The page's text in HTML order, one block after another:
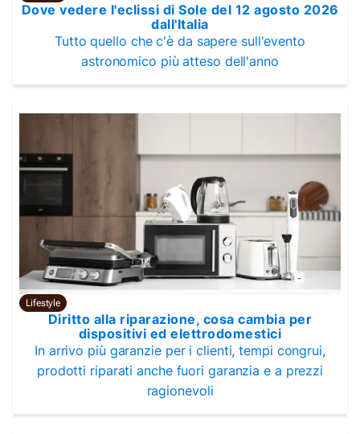
Dove vedere l'eclissi di Sole del 12 agosto 2026
dall'Italia
Tutto quello che c'è da sapere sull'evento
astronomico più atteso dell'anno
Lifestyle
Diritto alla riparazione, cosa cambia per
dispositivi ed elettrodomestici
In arrivo più garanzie per i clienti, tempi congrui,
prodotti riparati anche fuori garanzia e a prezzi
ragionevoli